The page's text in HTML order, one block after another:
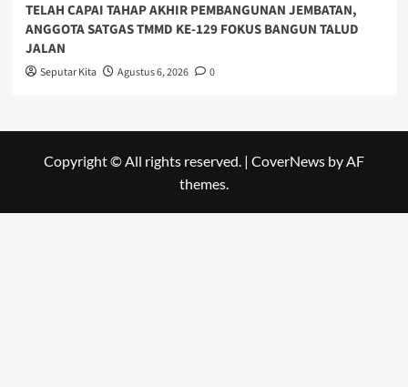
TELAH CAPAI TAHAP AKHIR PEMBANGUNAN JEMBATAN,
ANGGOTA SATGAS TMMD KE-129 FOKUS BANGUN TALUD
JALAN
Seputar Kita Agustus 6, 2026 0
Copyright © All rights reserved. | CoverNews by AF
themes.